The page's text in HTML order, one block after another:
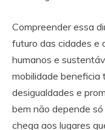
Compreender essa
futuro das cidades e
humanos e
mobilidade beneficia
desigualdades e
bem não depende
chega aos lugares